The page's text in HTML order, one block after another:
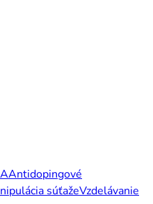
Antidopingové
súťažeVzdelávanie